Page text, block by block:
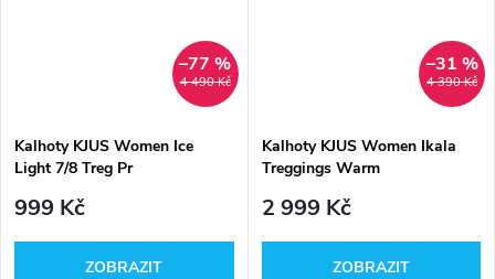
4 490 Kč
–77 %
Kalhoty KJUS Women Ice
Light 7/8 Treg Pr
999 Kč
ZOBRAZIT
4 390 Kč
–31 %
Kalhoty KJUS Women Ikala
Treggings Warm
2 999 Kč
ZOBRAZIT